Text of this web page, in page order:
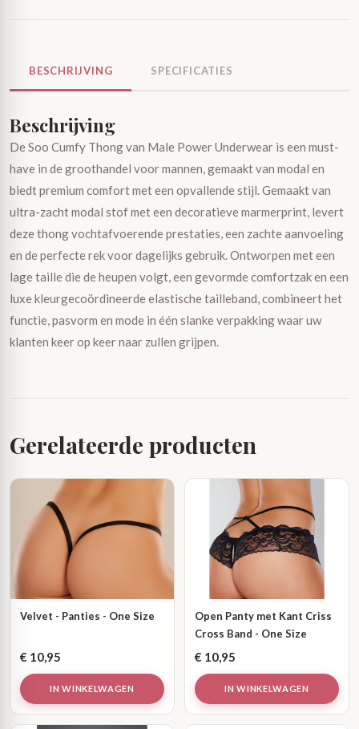
BESCHRIJVING SPECIFICATIES
Beschrijving
De Soo Cumfy Thong van Male Power Underwear is een must-
have in de groothandel voor mannen, gemaakt van modal en
biedt premium comfort met een opvallende stijl. Gemaakt van
ultra-zacht modal stof met een decoratieve marmerprint, levert
deze thong vochtafvoerende prestaties, een zachte aanvoeling
en de perfecte rek voor dagelijks gebruik. Ontworpen met een
lage taille die de heupen volgt, een gevormde comfortzak en een
luxe kleurgecoördineerde elastische tailleband, combineert het
functie, pasvorm en mode in één slanke verpakking waar uw
klanten keer op keer naar zullen grijpen.
Gerelateerde producten
Velvet - Panties - One Size
€ 10,95
IN WINKELWAGEN
Open Panty met Kant Criss
Cross Band - One Size
€ 10,95
IN WINKELWAGEN